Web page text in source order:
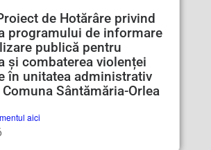
de Hotărâre privind
programului de informare
publică pentru
și combaterea violenței
în unitatea administrativ
Sântămăria-Orlea
aici